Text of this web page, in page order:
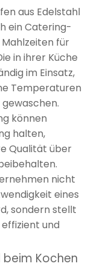
aus Edelstahl
ein Catering-
für
in ihrer Küche
im Einsatz,
Temperaturen
können
halten,
Qualität über
nicht
eines
sondern stellt
und
Kochen